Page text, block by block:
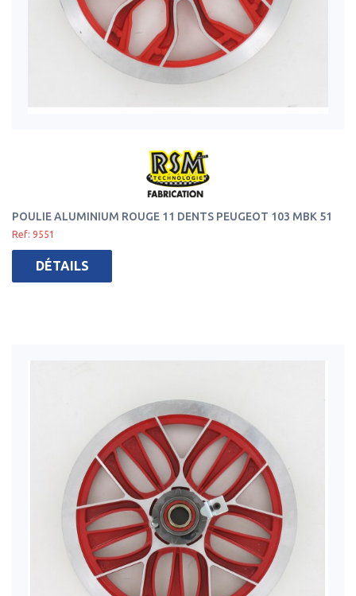
POULIE ALUMINIUM ROUGE 11 DENTS PEUGEOT 103 MBK 51
Ref: 9551
DÉTAILS